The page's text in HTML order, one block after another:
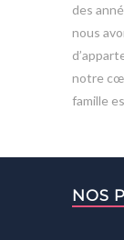
des
nous
notre
famille
NOS